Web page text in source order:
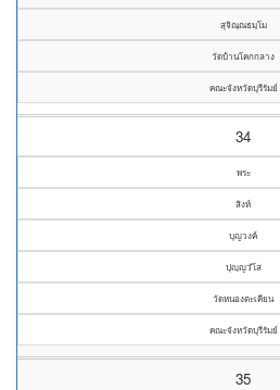
สุจิณฺณธมฺโม
วัดบ้านโคกกลาง
คณะจังหวัดบุรีรัมย์
34
พระ
สิงห์
บุญวงค์
ปุญฺญวํโส
วัดหนองตะเคียน
คณะจังหวัดบุรีรัมย์
35